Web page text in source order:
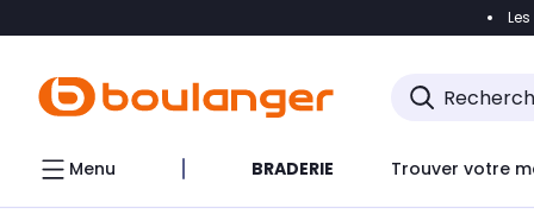
Accéder
Menu BRADERIE Trouver votre